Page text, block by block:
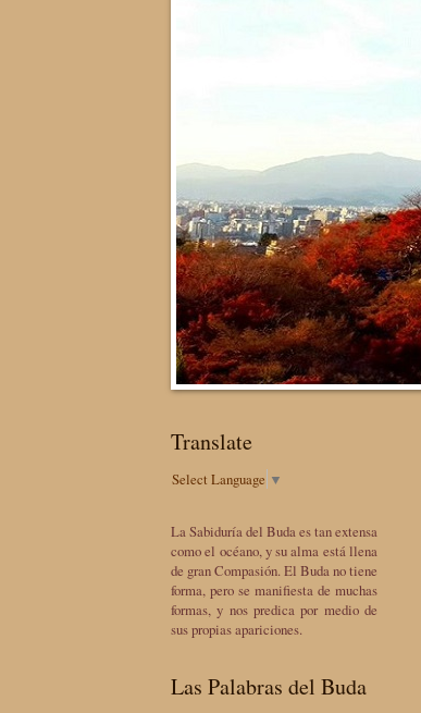
Translate
Select Language ▼
La Sabiduría del Buda es tan extensa
como el océano, y su alma está llena
de gran Compasión. El Buda no tiene
forma, pero se manifiesta de muchas
formas, y nos predica por medio de
sus propias apariciones.
Las Palabras del Buda